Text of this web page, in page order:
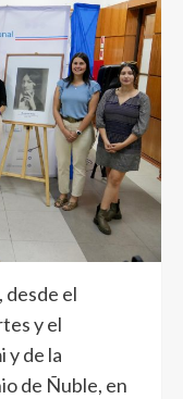
desde el
y el
y de la
de Ñuble, en